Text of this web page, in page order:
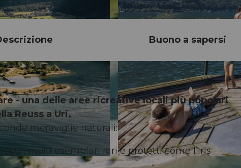
© Uri Tourismus, A.Sanchez |
Buono a sapersi
- una delle aree ricreative locali più popolari
Reuss a Uri.
meraviglie naturali:
molti esemplari rari e protetti come l'iris